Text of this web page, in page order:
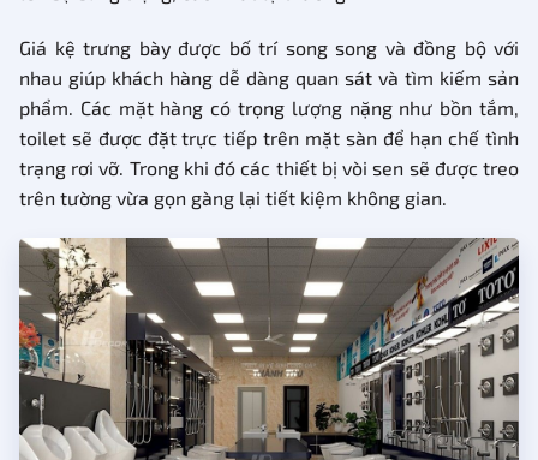
Giá kệ trưng bày được bố trí song song và đồng bộ với
nhau giúp khách hàng dễ dàng quan sát và tìm kiếm sản
phẩm. Các mặt hàng có trọng lượng nặng như bồn tắm,
toilet sẽ được đặt trực tiếp trên mặt sàn để hạn chế tình
trạng rơi vỡ. Trong khi đó các thiết bị vòi sen sẽ được treo
trên tường vừa gọn gàng lại tiết kiệm không gian.